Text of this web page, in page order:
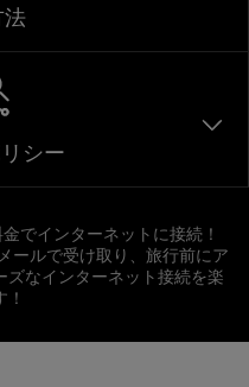
シー
でインターネットに接続！
ールで受け取り、旅行前にア
ズなインターネット接続を楽